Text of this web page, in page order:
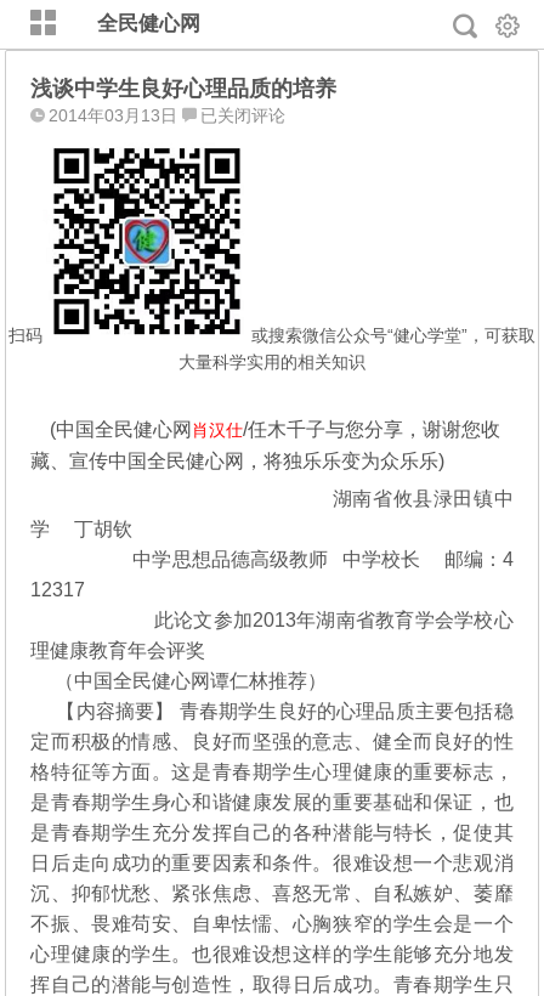
全民健心网
浅谈中学生良好心理品质的培养
2014年03月13日
浅
中
学
生
良
好
心
理
品
培
养
已关闭评论
扫码
或搜索微信公众号“健心学堂”，可获取
大量科学实用的相关知识
(中国全民健心网 肖汉仕/任木千子与您分享，谢谢您收
藏、宣传中国全民健心网，将独乐乐变为众乐乐)
湖南省攸县渌田镇中
学 丁胡钦
中学思想品德高级教师 中学校长 邮编：4
12317
此论文参加2013年湖南省教育学会学校心
理健康教育年会评奖
（中国全民健心网谭仁林推荐）
【内容摘要】 青春期学生良好的心理品质主要包括稳
定而积极的情感、良好而坚强的意志、健全而良好的性
格特征等方面。这是青春期学生心理健康的重要标志，
是青春期学生身心和谐健康发展的重要基础和保证，也
是青春期学生充分发挥自己的各种潜能与特长，促使其
日后走向成功的重要因素和条件。很难设想一个悲观消
沉、抑郁忧愁、紧张焦虑、喜怒无常、自私嫉妒、萎靡
不振、畏难苟安、自卑怯懦、心胸狭窄的学生会是一个
心理健康的学生。也很难设想这样的学生能够充分地发
挥自己的潜能与创造性，取得日后成功。青春期学生只